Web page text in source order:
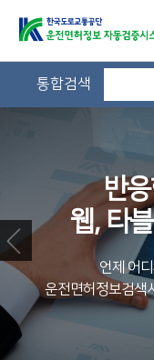
통합검색
반
웹, 타
언제 어
운전면허정보검색